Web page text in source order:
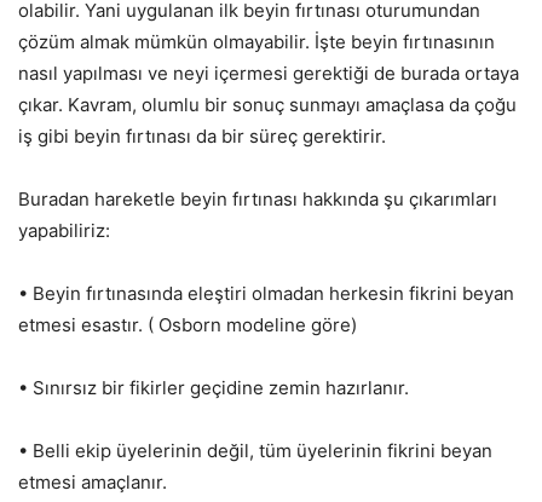
olabilir. Yani uygulanan ilk beyin fırtınası oturumundan
çözüm almak mümkün olmayabilir. İşte beyin fırtınasının
nasıl yapılması ve neyi içermesi gerektiği de burada ortaya
çıkar. Kavram, olumlu bir sonuç sunmayı amaçlasa da çoğu
iş gibi beyin fırtınası da bir süreç gerektirir.
Buradan hareketle beyin fırtınası hakkında şu çıkarımları
yapabiliriz:
• Beyin fırtınasında eleştiri olmadan herkesin fikrini beyan
etmesi esastır. ( Osborn modeline göre)
• Sınırsız bir fikirler geçidine zemin hazırlanır.
• Belli ekip üyelerinin değil, tüm üyelerinin fikrini beyan
etmesi amaçlanır.